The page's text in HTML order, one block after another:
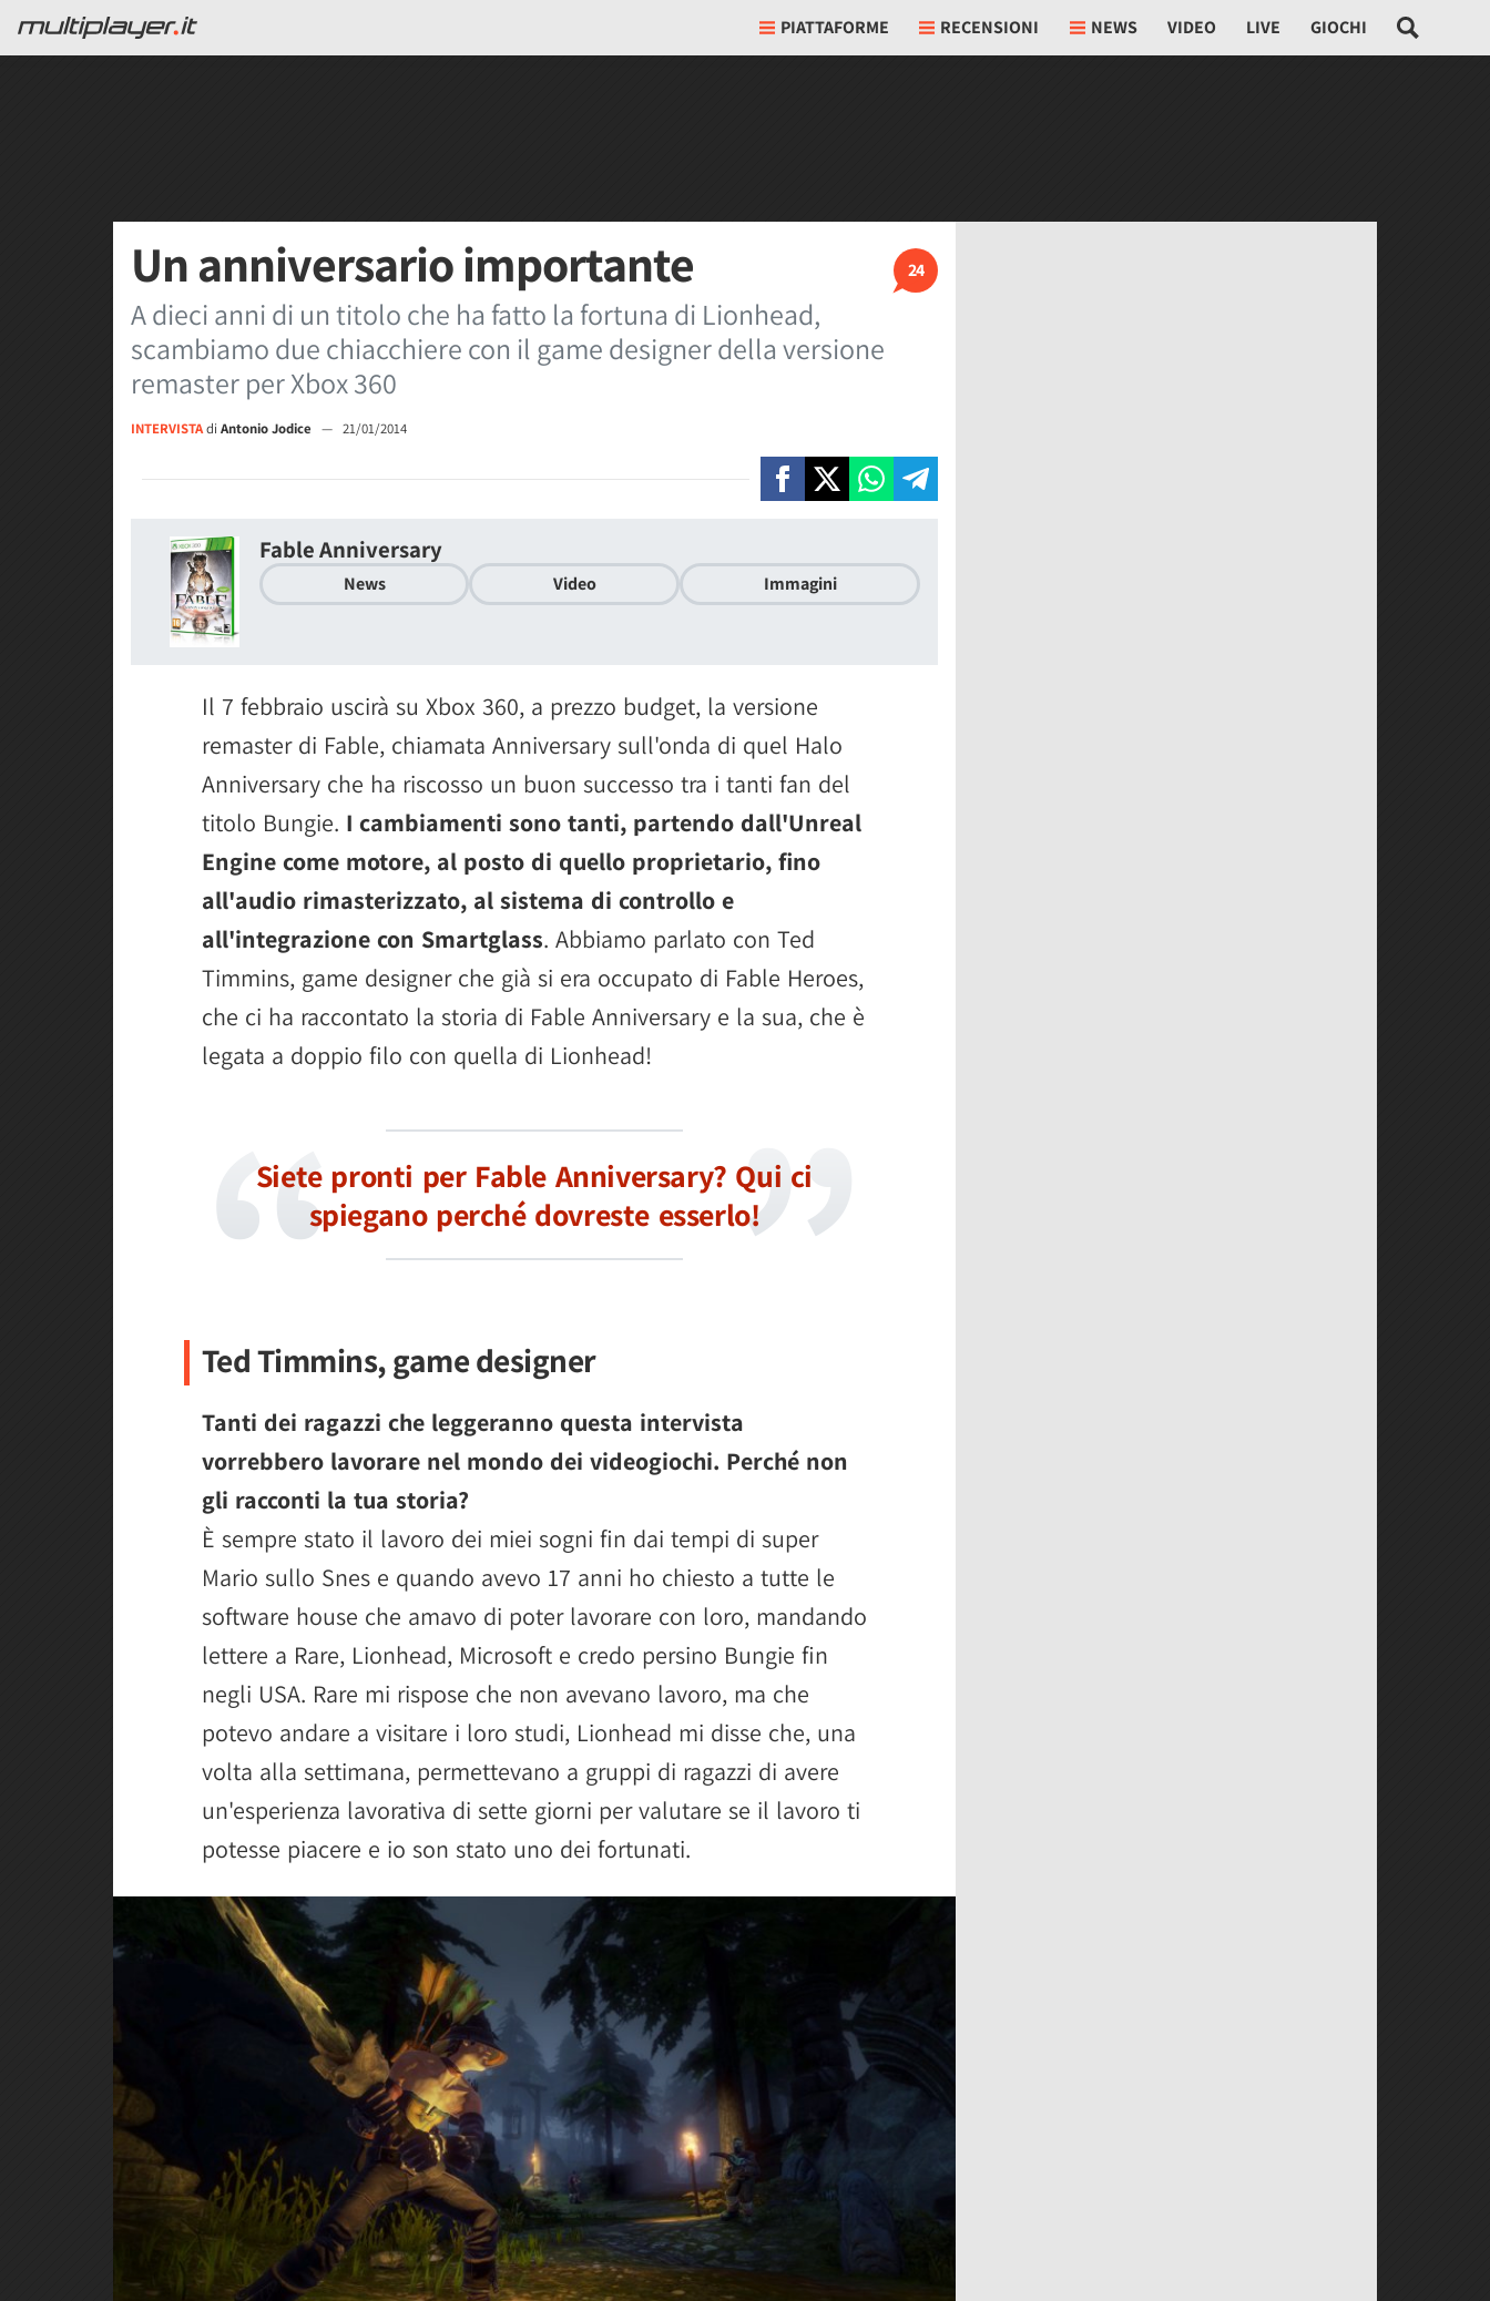
PIATTAFORME RECENSIONI NEWS VIDEO LIVE GIOCHI
24
Un anniversario importante
A dieci anni di un titolo che ha fatto la fortuna di Lionhead,
scambiamo due chiacchiere con il game designer della versione
remaster per Xbox 360
INTERVISTAdi Antonio Jodice — 21/01/2014
Fable Anniversary
News Video Immagini
Il 7 febbraio uscirà su Xbox 360, a prezzo budget, la versione
remaster di Fable, chiamata Anniversary sull'onda di quel Halo
Anniversary che ha riscosso un buon successo tra i tanti fan del
titolo Bungie. I cambiamenti sono tanti, partendo dall'Unreal
Engine come motore, al posto di quello proprietario, fino
all'audio rimasterizzato, al sistema di controllo e
all'integrazione con Smartglass. Abbiamo parlato con Ted
Timmins, game designer che già si era occupato di Fable Heroes,
che ci ha raccontato la storia di Fable Anniversary e la sua, che è
legata a doppio filo con quella di Lionhead!
Siete pronti per Fable Anniversary? Qui ci
spiegano perché dovreste esserlo!
Ted Timmins, game designer
Tanti dei ragazzi che leggeranno questa intervista
vorrebbero lavorare nel mondo dei videogiochi. Perché non
gli racconti la tua storia?
È sempre stato il lavoro dei miei sogni fin dai tempi di super
Mario sullo Snes e quando avevo 17 anni ho chiesto a tutte le
software house che amavo di poter lavorare con loro, mandando
lettere a Rare, Lionhead, Microsoft e credo persino Bungie fin
negli USA. Rare mi rispose che non avevano lavoro, ma che
potevo andare a visitare i loro studi, Lionhead mi disse che, una
volta alla settimana, permettevano a gruppi di ragazzi di avere
un'esperienza lavorativa di sette giorni per valutare se il lavoro ti
potesse piacere e io son stato uno dei fortunati.